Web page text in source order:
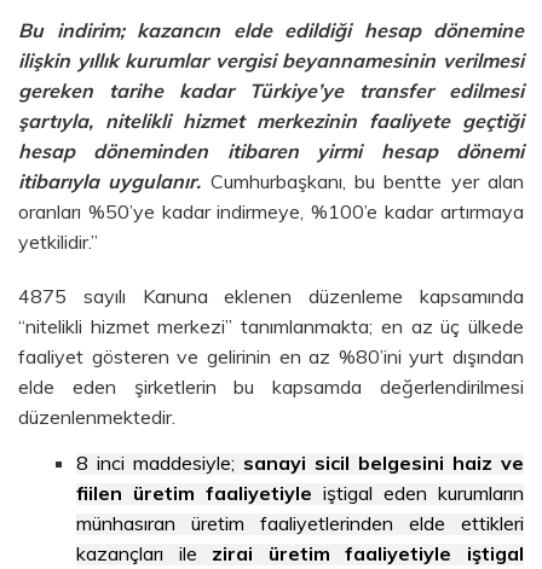
Bu indirim; kazancın elde edildiği hesap dönemine
ilişkin yıllık kurumlar vergisi beyannamesinin verilmesi
gereken tarihe kadar Türkiye’ye transfer edilmesi
şartıyla, nitelikli hizmet merkezinin faaliyete geçtiği
hesap döneminden itibaren yirmi hesap dönemi
itibarıyla uygulanır. Cumhurbaşkanı, bu bentte yer alan
oranları %50’ye kadar indirmeye, %100’e kadar artırmaya
yetkilidir.”
4875 sayılı Kanuna eklenen düzenleme kapsamında
“nitelikli hizmet merkezi” tanımlanmakta; en az üç ülkede
faaliyet gösteren ve gelirinin en az %80’ini yurt dışından
elde eden şirketlerin bu kapsamda değerlendirilmesi
düzenlenmektedir.
8 inci maddesiyle; sanayi sicil belgesini haiz ve
fiilen üretim faaliyetiyle iştigal eden kurumların
münhasıran üretim faaliyetlerinden elde ettikleri
kazançları ile zirai üretim faaliyetiyle iştigal